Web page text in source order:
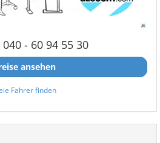
- 60 94 55 30
ansehen
Fahrer finden